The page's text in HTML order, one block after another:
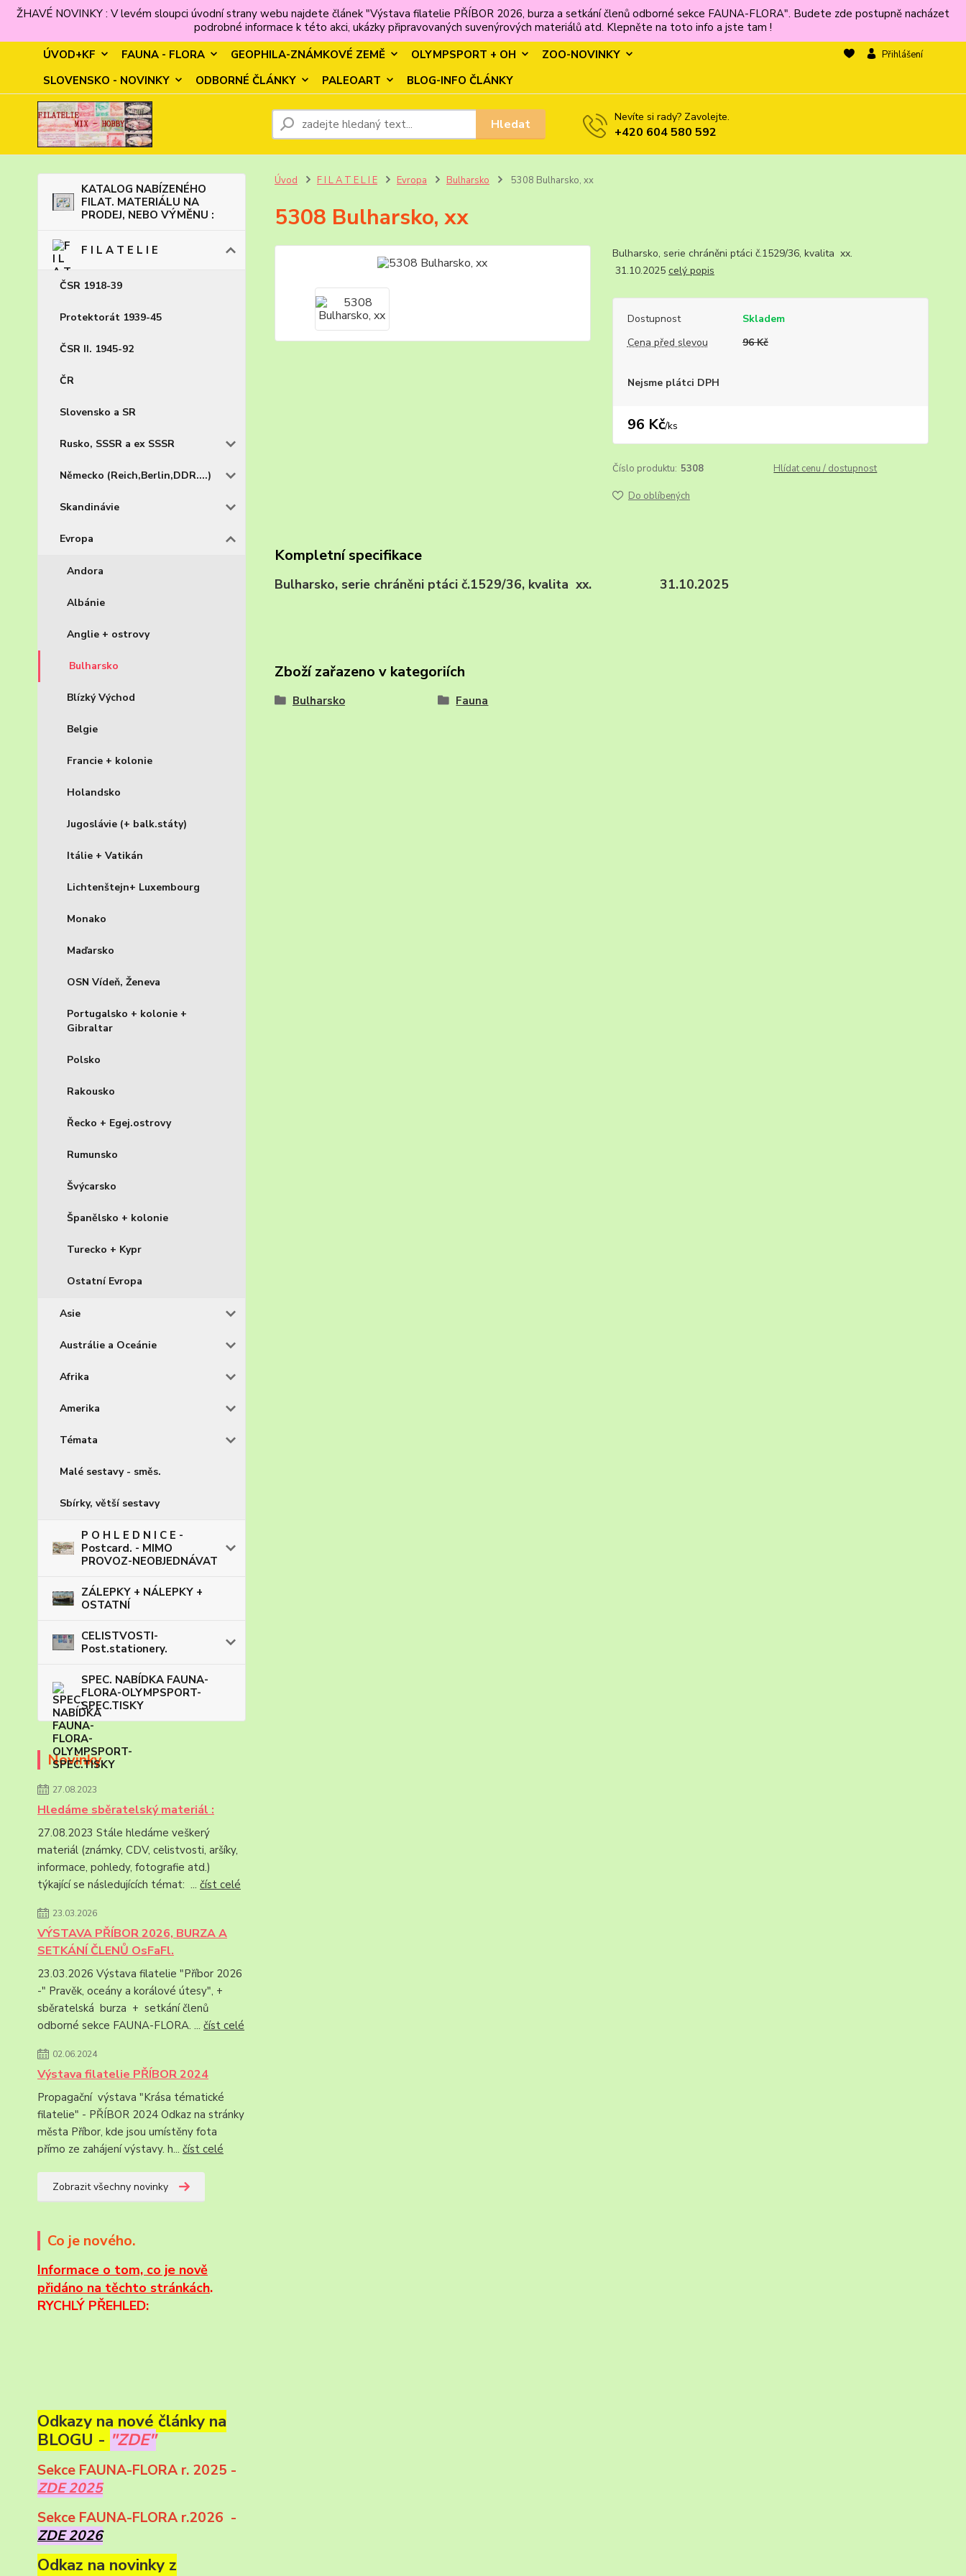
ŽHAVÉ NOVINKY : V levém sloupci úvodní strany webu najdete článek "Výstava filatelie PŘÍBOR 2026, burza a setkání členů odborné sekce FAUNA-FLORA". Budete zde postupně nacházet
podrobné informace k této akci, ukázky připravovaných suvenýrových materiálů atd. Klepněte na toto info a jste tam !
ÚVOD+KF
FAUNA - FLORA GEOPHILA-ZNÁMKOVÉ ZEMĚ OLYMPSPORT + OH
ZOO-NOVINKY
SLOVENSKO - NOVINKY
ODBORNÉ ČLÁNKY PALEOART BLOG-INFO ČLÁNKY
Přihlášení
Hledat Nevíte si rady? Zavolejte.
+420 604 580 592
KATALOG NABÍZENÉHO
FILAT. MATERIÁLU NA
PRODEJ, NEBO VÝMĚNU :
F I L A T E L I E
ČSR 1918-39
Protektorát 1939-45
ČSR II. 1945-92
ČR
Slovensko a SR
Rusko, SSSR a ex SSSR
Německo (Reich,Berlin,DDR....)
Skandinávie
Evropa
Andora
Albánie
Anglie + ostrovy
Bulharsko
Blízký Východ
Belgie
Francie + kolonie
Holandsko
Jugoslávie (+ balk.státy)
Itálie + Vatikán
Lichtenštejn+ Luxembourg
Monako
Maďarsko
OSN Vídeň, Ženeva
Portugalsko + kolonie +
Gibraltar
Polsko
Rakousko
Řecko + Egej.ostrovy
Rumunsko
Švýcarsko
Španělsko + kolonie
Turecko + Kypr
Ostatní Evropa
Asie
Austrálie a Oceánie
Afrika
Amerika
Témata
Malé sestavy - směs.
Sbírky, větší sestavy
P O H L E D N I C E -
Postcard. - MIMO
PROVOZ-NEOBJEDNÁVAT
ZÁLEPKY + NÁLEPKY +
OSTATNÍ
CELISTVOSTI-
Post.stationery.
SPEC. NABÍDKA FAUNA-
FLORA-OLYMPSPORT-
SPEC.TISKY
Novinky
27.08.2023
Hledáme sběratelský materiál :
27.08.2023 Stále hledáme veškerý
materiál (známky, CDV, celistvosti, aršíky,
informace, pohledy, fotografie atd.)
týkající se následujících témat: ... číst celé
23.03.2026
VÝSTAVA PŘÍBOR 2026, BURZA A
SETKÁNÍ ČLENŮ OsFaFl.
23.03.2026 Výstava filatelie "Příbor 2026
-" Pravěk, oceány a korálové útesy", +
sběratelská burza + setkání členů
odborné sekce FAUNA-FLORA. ... číst celé
02.06.2024
Výstava filatelie PŘÍBOR 2024
Propagační výstava "Krása tématické
filatelie" - PŘÍBOR 2024 Odkaz na stránky
města Příbor, kde jsou umístěny fota
přímo ze zahájení výstavy. h... číst celé
Zobrazit všechny novinky
Co je nového.
Informace o tom, co je nově
přidáno na těchto stránkách.
RYCHLÝ PŘEHLED:
Odkazy na nové články na
BLOGU - "ZDE"
Sekce FAUNA-FLORA r. 2025 -
ZDE 2025
Sekce FAUNA-FLORA r.2026 -
ZDE 2026
Odkaz na novinky z
Úvod F I L A T E L I E Evropa Bulharsko 5308 Bulharsko, xx
5308 Bulharsko, xx
Bulharsko, serie chráněni ptáci č.1529/36, kvalita xx.
31.10.2025 celý popis
Dostupnost
Skladem
Cena před slevou
96 Kč
Nejsme plátci DPH
96 Kč/ks
Číslo produktu: 5308 Hlídat cenu / dostupnost
Do oblíbených
Kompletní specifikace
Bulharsko, serie chráněni ptáci č.1529/36, kvalita xx. 31.10.2025
Zboží zařazeno v kategoriích
Bulharsko Fauna